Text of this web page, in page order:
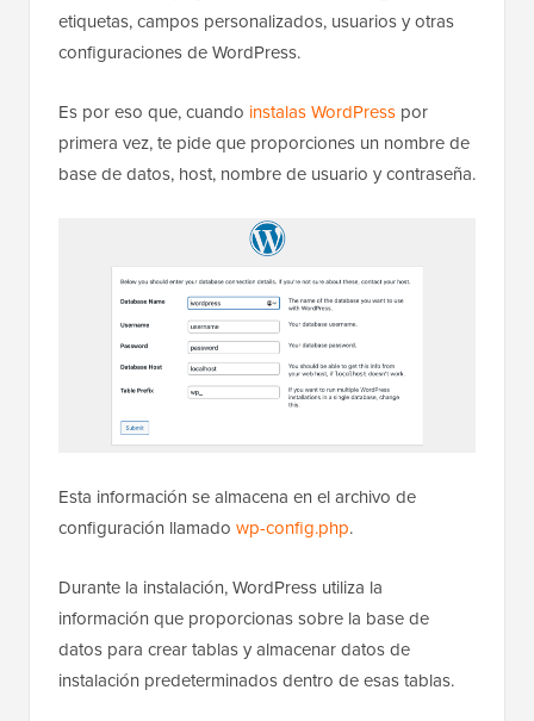
publicaciones, páginas, comentarios, categorías,
etiquetas, campos personalizados, usuarios y otras
Es por eso que, cuando instalas WordPresspor
primera vez, te pide que proporciones un nombre de
Esta información se almacena en el archivo de
Durante la instalación, WordPress utiliza la
información que proporcionas sobre la base de
datos para crear tablas y almacenar datos de